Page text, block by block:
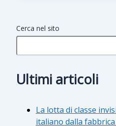
Cerca nel sito
Ultimi articoli
La lotta di classe
italiano dalla